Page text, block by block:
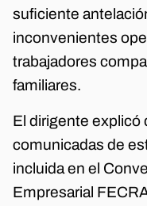
suficiente
inconvenientes
trabajadores
familiares.
El dirigente explicó
comunicadas de
incluida en el
Empresarial